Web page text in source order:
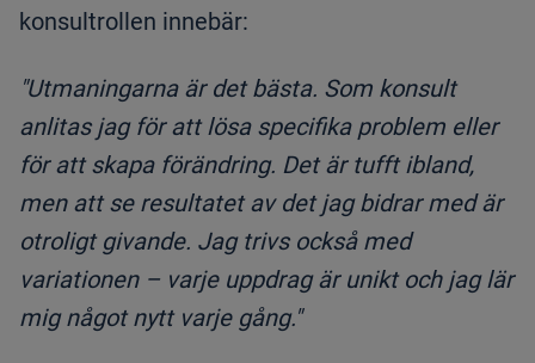
konsultrollen innebär:
"Utmaningarna är det bästa. Som konsult
anlitas jag för att lösa specifika problem eller
för att skapa förändring. Det är tufft ibland,
men att se resultatet av det jag bidrar med är
otroligt givande. Jag trivs också med
variationen – varje uppdrag är unikt och jag lär
mig något nytt varje gång."